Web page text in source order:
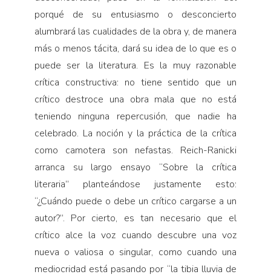
porqué de su entusiasmo o desconcierto
alumbrará las cualidades de la obra y, de manera
más o menos tácita, dará su idea de lo que es o
puede ser la literatura. Es la muy razonable
crítica constructiva: no tiene sentido que un
crítico destroce una obra mala que no está
teniendo ninguna repercusión, que nadie ha
celebrado. La noción y la práctica de la crítica
como camotera son nefastas. Reich-Ranicki
arranca su largo ensayo “Sobre la crítica
literaria” planteándose justamente esto:
“¿Cuándo puede o debe un crítico cargarse a un
autor?”. Por cierto, es tan necesario que el
crítico alce la voz cuando descubre una voz
nueva o valiosa o singular, como cuando una
mediocridad está pasando por “la tibia lluvia de